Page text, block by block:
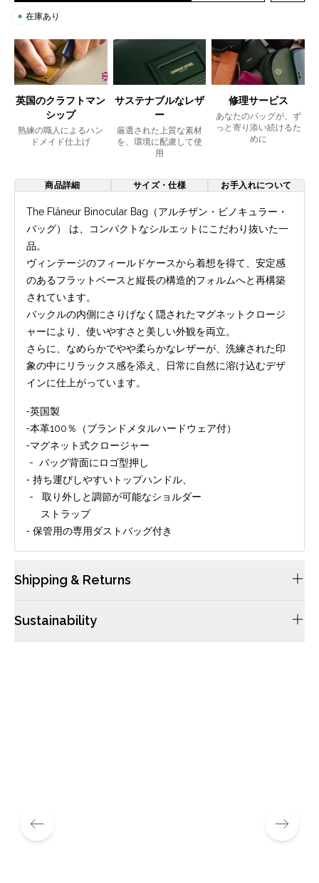
在庫あり
英国のクラフトマン
シップ
熟練の職人によるハン
ドメイド仕上げ
サステナブルなレザ
ー
厳選された上質な素材
を、環境に配慮して使
用
修理サービス
あなたのバッグが、ず
っと寄り添い続けるた
めに
商品詳細 サイズ・仕様 お手入れについて
The Flâneur Binocular Bag（アルチザン・ビノキュラー・
バッグ） は、コンパクトなシルエットにこだわり抜いた一
品。
ヴィンテージのフィールドケースから着想を得て、安定感
のあるフラットベースと縦長の構造的フォルムへと再構築
されています。
バックルの内側にさりげなく隠されたマグネットクロージ
ャーにより、使いやすさと美しい外観を両立。
さらに、なめらかでやや柔らかなレザーが、洗練された印
象の中にリラックス感を添え、日常に自然に溶け込むデザ
インに仕上がっています。
‐英国製
‐本革100％（ブランドメタルハードウェア付）
‐マグネット式クロージャー
- バッグ背面にロゴ型押し
‐ 持ち運びしやすいトップハンドル、
- 取り外しと調節が可能なショルダー
ストラップ
‐ 保管用の専用ダストバッグ付き
Shipping & Returns
Sustainability